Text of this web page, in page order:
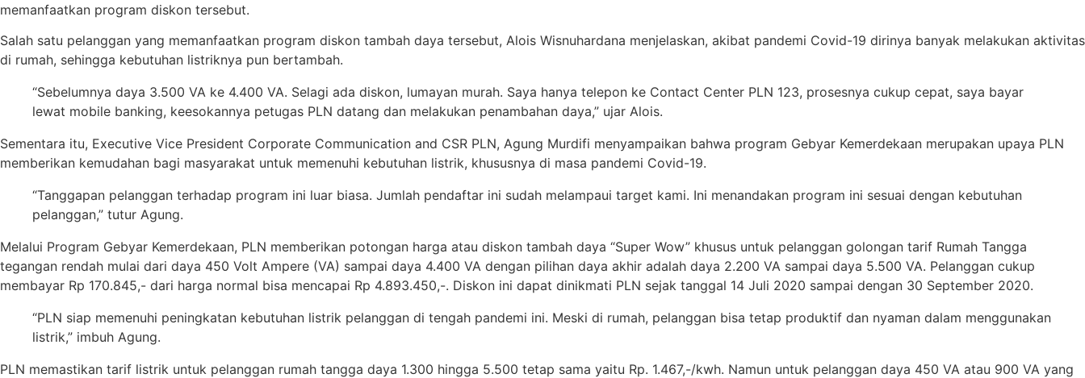
memanfaatkan program diskon tersebut.
Salah satu pelanggan yang memanfaatkan program diskon tambah daya tersebut, Alois Wisnuhardana menjelaskan, akibat pandemi Covid-19 dirinya banyak melakukan aktivitas
di rumah, sehingga kebutuhan listriknya pun bertambah.
“Sebelumnya daya 3.500 VA ke 4.400 VA. Selagi ada diskon, lumayan murah. Saya hanya telepon ke Contact Center PLN 123, prosesnya cukup cepat, saya bayar
lewat mobile banking, keesokannya petugas PLN datang dan melakukan penambahan daya,” ujar Alois.
Sementara itu, Executive Vice President Corporate Communication and CSR PLN, Agung Murdifi menyampaikan bahwa program Gebyar Kemerdekaan merupakan upaya PLN
memberikan kemudahan bagi masyarakat untuk memenuhi kebutuhan listrik, khususnya di masa pandemi Covid-19.
“Tanggapan pelanggan terhadap program ini luar biasa. Jumlah pendaftar ini sudah melampaui target kami. Ini menandakan program ini sesuai dengan kebutuhan
pelanggan,” tutur Agung.
Melalui Program Gebyar Kemerdekaan, PLN memberikan potongan harga atau diskon tambah daya “Super Wow” khusus untuk pelanggan golongan tarif Rumah Tangga
tegangan rendah mulai dari daya 450 Volt Ampere (VA) sampai daya 4.400 VA dengan pilihan daya akhir adalah daya 2.200 VA sampai daya 5.500 VA. Pelanggan cukup
membayar Rp 170.845,- dari harga normal bisa mencapai Rp 4.893.450,-. Diskon ini dapat dinikmati PLN sejak tanggal 14 Juli 2020 sampai dengan 30 September 2020.
“PLN siap memenuhi peningkatan kebutuhan listrik pelanggan di tengah pandemi ini. Meski di rumah, pelanggan bisa tetap produktif dan nyaman dalam menggunakan
listrik,” imbuh Agung.
PLN memastikan tarif listrik untuk pelanggan rumah tangga daya 1.300 hingga 5.500 tetap sama yaitu Rp. 1.467,-/kwh. Namun untuk pelanggan daya 450 VA atau 900 VA yang